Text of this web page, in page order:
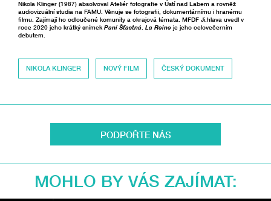
Nikola Klinger (1987) absolvoval Ateliér fotografie v Ústí nad Labem a rovněž
audiovizuální studia na FAMU. Věnuje se fotografii, dokumentárnímu i hranému
filmu. Zajímají ho odloučené komunity a okrajová témata. MFDF Ji.hlava uvedl v
roce 2020 jeho krátký snímek Paní Šťastná La Reine je jeho celovečerním
debutem.
NIKOLA KLINGER NOVÝ FILM ČESKÝ DOKUMENT
PODPOŘTE NÁS
MOHLO BY VÁS ZAJÍMAT: